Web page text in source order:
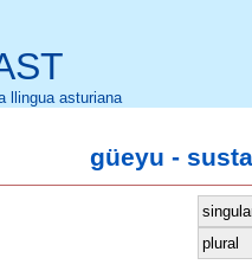
llingua asturiana
güeyu -
plural